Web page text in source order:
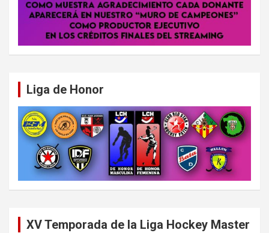
Liga de Honor
XV Temporada de la Liga Hockey Master